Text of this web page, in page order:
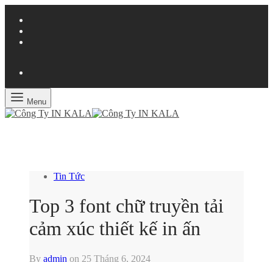
Menu
Tin Tức
Top 3 font chữ truyền tải
cảm xúc thiết kế in ấn
By admin on 25 Tháng 6, 2024